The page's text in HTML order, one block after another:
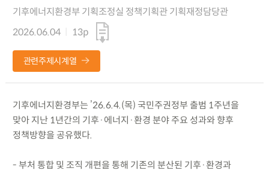
기후에너지환경부 기획조정실 정책기획관 기획재정담당관
2026.06.04
13p
관련주제시계열
기후에너지환경부는 ’26.6.4.(목) 국민주권정부 출범 1주년을
맞아 지난 1년간의 기후·에너지·환경 분야 주요 성과와 향후
정책방향을 공유했다.
- 부처 통합 및 조직 개편을 통해 기존의 분산된 기후·환경과